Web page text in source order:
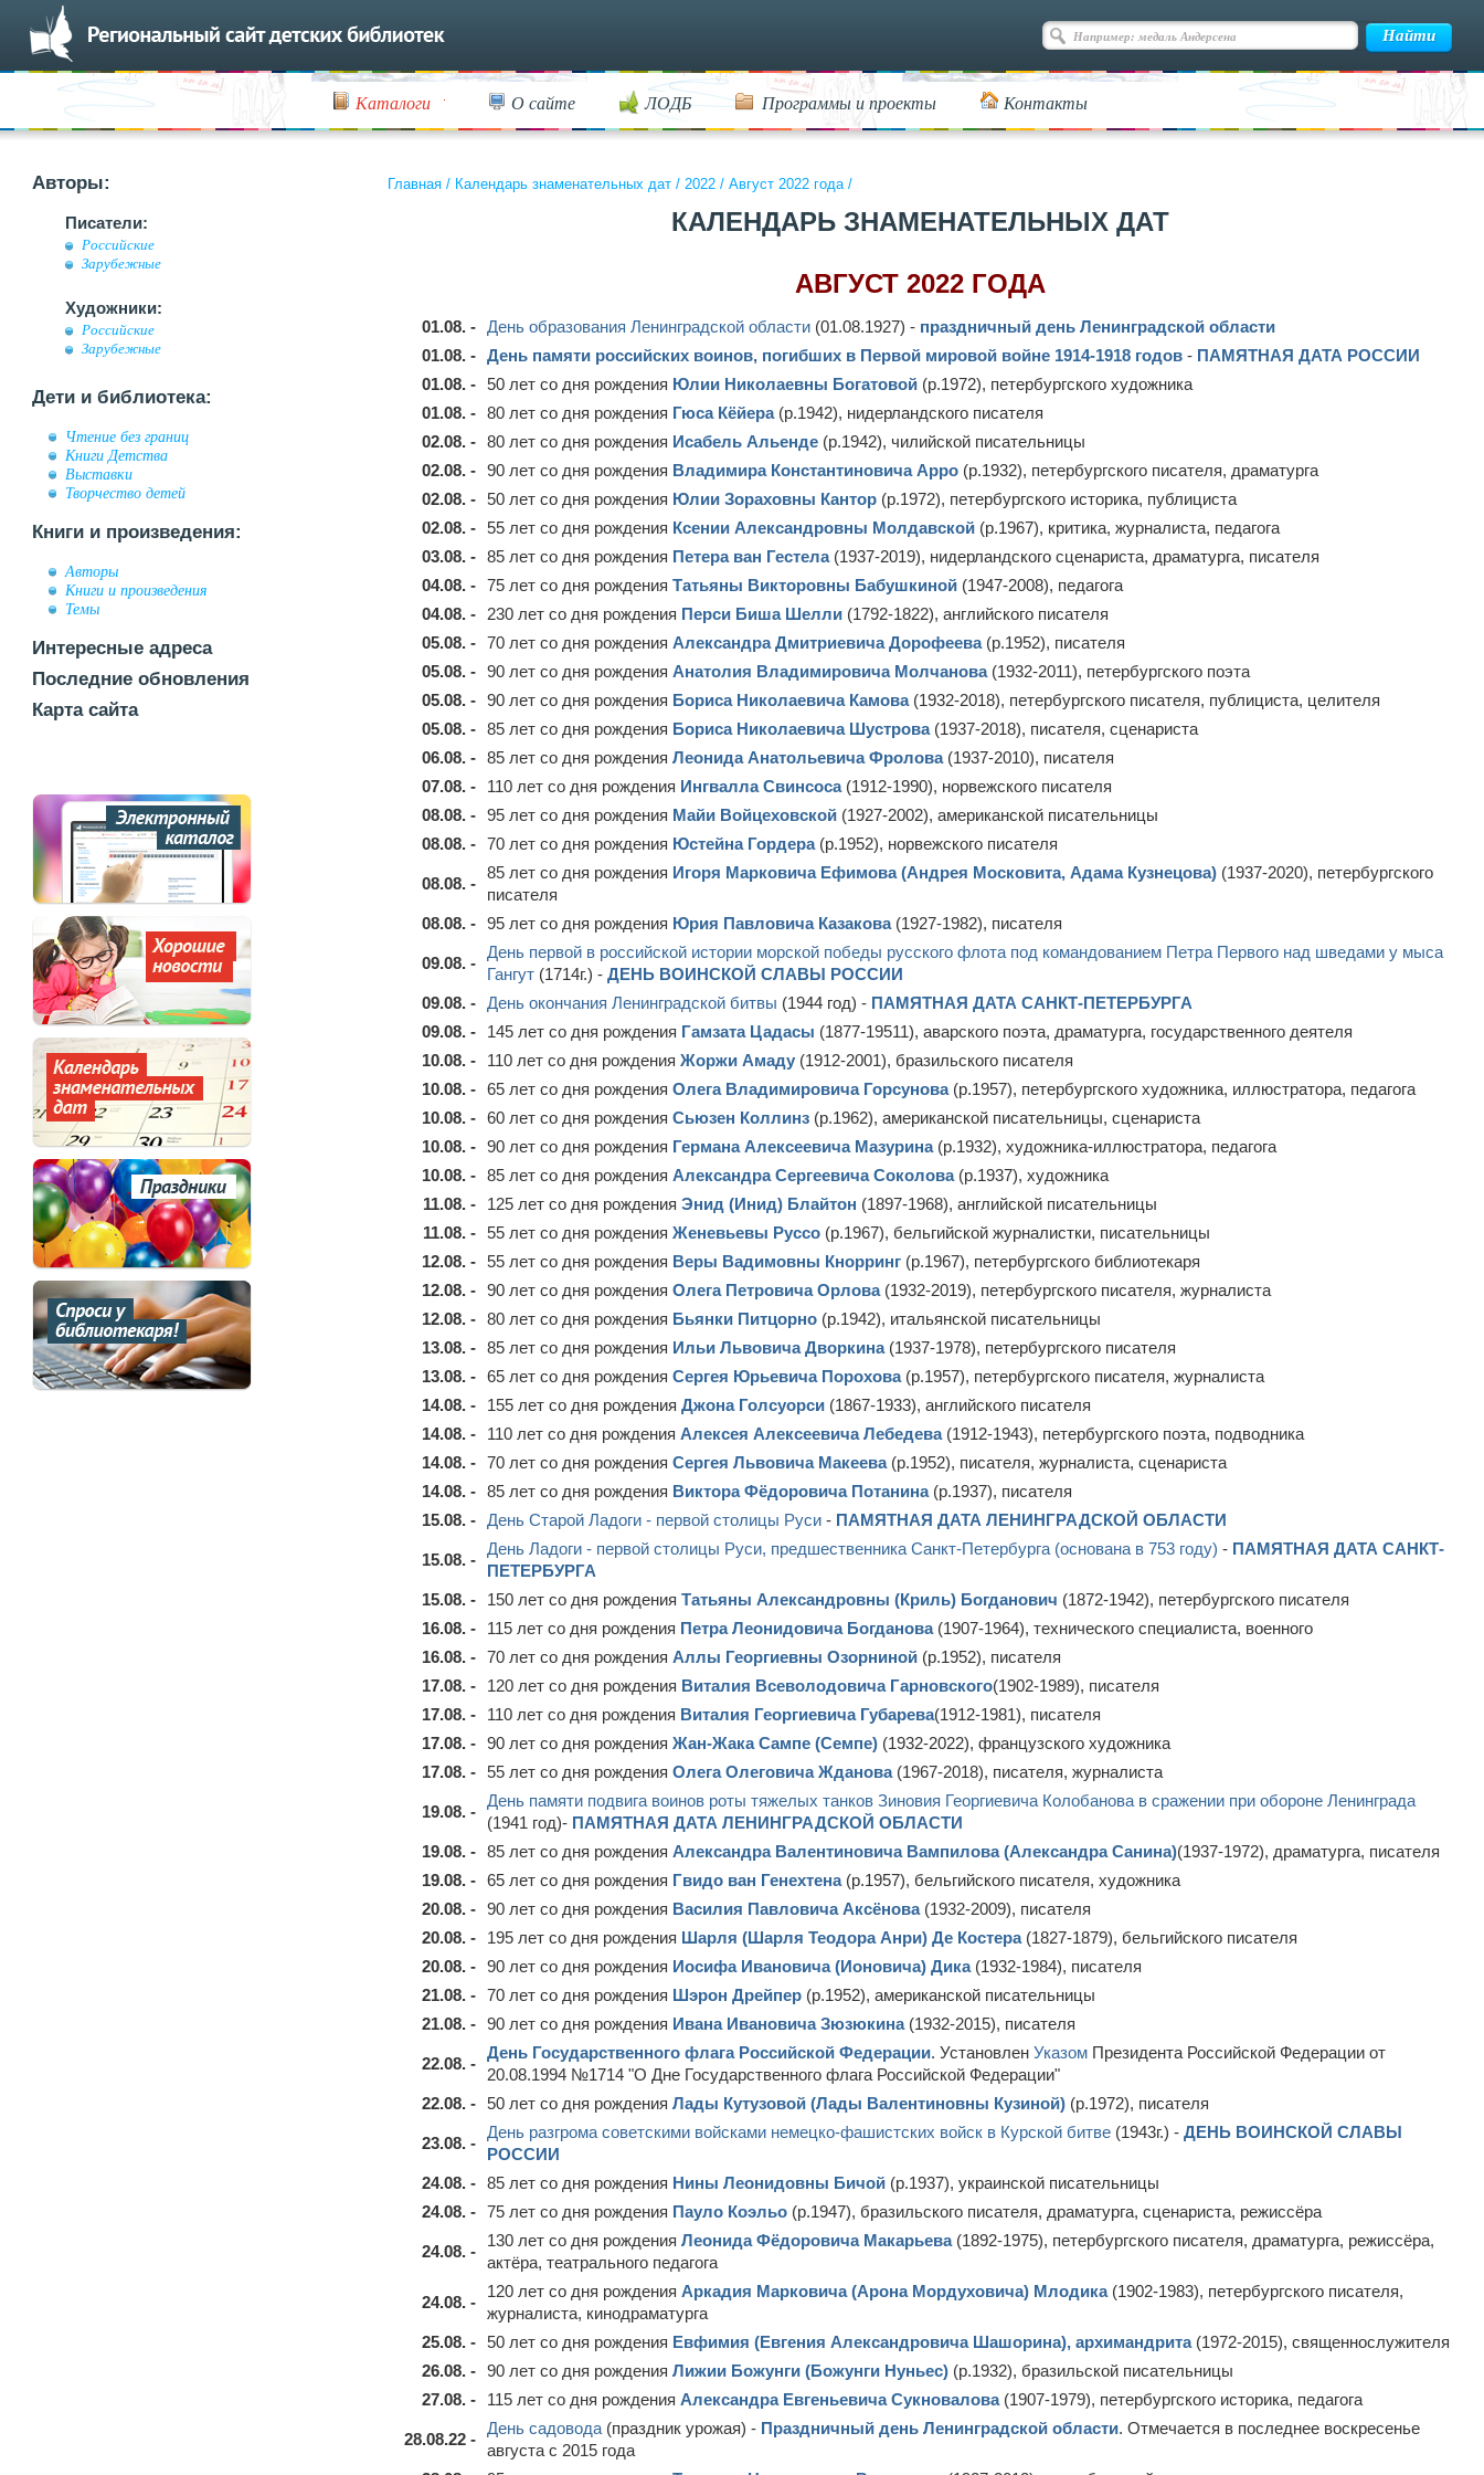
Каталоги О сайте ЛОДБ Программы и проекты Контакты
Авторы:
Писатели:
Российские
Зарубежные
Художники:
Российские
Зарубежные
Дети и библиотека:
Чтение без границ
Книги Детства
Выставки
Творчество детей
Книги и произведения:
Авторы
Книги и произведения
Темы
Интересные адреса
Последние обновления
Карта сайта
Главная / Календарь знаменательных дат / 2022 / Август 2022 года/
КАЛЕНДАРЬ ЗНАМЕНАТЕЛЬНЫХ ДАТ
АВГУСТ 2022 ГОДА
01.08. - День образования Ленинградской области (01.08.1927) - праздничный день Ленинградской области
01.08. - День памяти российских воинов, погибших в Первой мировой войне 1914-1918 годов - ПАМЯТНАЯ ДАТА РОССИИ
01.08. - 50 лет со дня рождения Юлии Николаевны Богатовой (р.1972), петербургского художника
01.08. - 80 лет со дня рождения Гюса Кёйера(р.1942), нидерландского писателя
02.08. - 80 лет со дня рождения Исабель Альенде (р.1942), чилийской писательницы
02.08. - 90 лет со дня рождения Владимира Константиновича Арро (р.1932), петербургского писателя, драматурга
02.08. - 50 лет со дня рождения Юлии Зораховны Кантор (р.1972), петербургского историка, публициста
02.08. - 55 лет со дня рождения Ксении Александровны Молдавской (р.1967), критика, журналиста, педагога
03.08. - 85 лет со дня рождения Петера ван Гестела(1937-2019), нидерландского сценариста, драматурга, писателя
04.08. - 75 лет со дня рождения Татьяны Викторовны Бабушкиной (1947-2008), педагога
04.08. -
230 лет со дня рождения Перси Биша Шелли (1792-1822), английского писателя
05.08. - 70 лет со дня рождения Александра Дмитриевича Дорофеева(р.1952), писателя
05.08. - 90 лет со дня рождения Анатолия Владимировича Молчанова(1932-2011), петербургского поэта
05.08. - 90 лет со дня рождения Бориса Николаевича Камова(1932-2018), петербургского писателя, публициста, целителя
05.08. - 85 лет со дня рождения Бориса Николаевича Шустрова(1937-2018), писателя, сценариста
06.08. - 85 лет со дня рождения Леонида Анатольевича Фролова(1937-2010), писателя
07.08. -
110 лет со дня рождения Ингвалла Свинсоса(1912-1990), норвежского писателя
08.08. - 95 лет со дня рождения Майи Войцеховской (1927-2002), американской писательницы
08.08. - 70 лет со дня рождения Юстейна Гордера(р.1952), норвежского писателя
08.08. -
85 лет со дня рождения Игоря Марковича Ефимова (Андрея Московита, Адама Кузнецова) (1937-2020), петербургского
писателя
08.08. - 95 лет со дня рождения Юрия Павловича Казакова(1927-1982), писателя
09.08. -
День первой в российской истории морской победы русского флота под командованием Петра Первого над шведами у мыса
Гангут (1714г.) - ДЕНЬ ВОИНСКОЙ СЛАВЫ РОССИИ
09.08. - День окончания Ленинградской битвы (1944 год) - ПАМЯТНАЯ ДАТА САНКТ-ПЕТЕРБУРГА
09.08. -
145 лет со дня рождения Гамзата Цадасы (1877-19511), аварского поэта, драматурга, государственного деятеля
10.08. -
110 лет со дня рождения Жоржи Амаду (1912-2001), бразильского писателя
10.08. - 65 лет со дня рождения Олега Владимировича Горсунова(р.1957), петербургского художника, иллюстратора, педагога
10.08. - 60 лет со дня рождения Сьюзен Коллинз (р.1962), американской писательницы, сценариста
10.08. - 90 лет со дня рождения Германа Алексеевича Мазурина (р.1932), художника-иллюстратора, педагога
10.08. - 85 лет со дня рождения Александра Сергеевича Соколова(р.1937), художника
11.08. -
125 лет со дня рождения Энид (Инид) Блайтон (1897-1968), английской писательницы
11.08. - 55 лет со дня рождения Женевьевы Руссо (р.1967), бельгийской журналистки, писательницы
12.08. - 55 лет со дня рождения Веры Вадимовны Кнорринг (р.1967), петербургского библиотекаря
12.08. - 90 лет со дня рождения Олега Петровича Орлова(1932-2019), петербургского писателя, журналиста
12.08. - 80 лет со дня рождения Бьянки Питцорно (р.1942), итальянской писательницы
13.08. - 85 лет со дня рождения Ильи Львовича Дворкина(1937-1978), петербургского писателя
13.08. - 65 лет со дня рождения Сергея Юрьевича Порохова(р.1957), петербургского писателя, журналиста
14.08. -
155 лет со дня рождения Джона Голсуорси (1867-1933), английского писателя
14.08. -
110 лет со дня рождения Алексея Алексеевича Лебедева(1912-1943), петербургского поэта, подводника
14.08. - 70 лет со дня рождения Сергея Львовича Макеева(р.1952), писателя, журналиста, сценариста
14.08. - 85 лет со дня рождения Виктора Фёдоровича Потанина(р.1937), писателя
15.08. - День Старой Ладоги - первой столицы Руси - ПАМЯТНАЯ ДАТА ЛЕНИНГРАДСКОЙ ОБЛАСТИ
15.08. -
День Ладоги - первой столицы Руси, предшественника Санкт-Петербурга (основана в 753 году) - ПАМЯТНАЯ ДАТА САНКТ-
ПЕТЕРБУРГА
15.08. -
150 лет со дня рождения Татьяны Александровны (Криль) Богданович (1872-1942), петербургского писателя
16.08. -
115 лет со дня рождения Петра Леонидовича Богданова(1907-1964), технического специалиста, военного
16.08. - 70 лет со дня рождения Аллы Георгиевны Озорниной (р.1952), писателя
17.08. -
120 лет со дня рождения Виталия Всеволодовича Гарновского(1902-1989), писателя
17.08. -
110 лет со дня рождения Виталия Георгиевича Губарева(1912-1981), писателя
17.08. - 90 лет со дня рождения Жан-Жака Сампе (Семпе) (1932-2022), французского художника
17.08. - 55 лет со дня рождения Олега Олеговича Жданова(1967-2018), писателя, журналиста
19.08. -
День памяти подвига воинов роты тяжелых танков Зиновия Георгиевича Колобанова в сражении при обороне Ленинграда
(1941 год)- ПАМЯТНАЯ ДАТА ЛЕНИНГРАДСКОЙ ОБЛАСТИ
19.08. - 85 лет со дня рождения Александра Валентиновича Вампилова (Александра Санина)(1937-1972), драматурга, писателя
19.08. - 65 лет со дня рождения Гвидо ван Генехтена (р.1957), бельгийского писателя, художника
20.08. - 90 лет со дня рождения Василия Павловича Аксёнова(1932-2009), писателя
20.08. -
195 лет со дня рождения Шарля (Шарля Теодора Анри) Де Костера(1827-1879), бельгийского писателя
20.08. - 90 лет со дня рождения Иосифа Ивановича (Ионовича) Дика(1932-1984), писателя
21.08. - 70 лет со дня рождения Шэрон Дрейпер (р.1952), американской писательницы
21.08. - 90 лет со дня рождения Ивана Ивановича Зюзюкина(1932-2015), писателя
22.08. -
День Государственного флага Российской Федерации. Установлен Указом Президента Российской Федерации от
20.08.1994 №1714 "О Дне Государственного флага Российской Федерации"
22.08. - 50 лет со дня рождения Лады Кутузовой (Лады Валентиновны Кузиной) (р.1972), писателя
23.08. -
День разгрома советскими войсками немецко-фашистских войск в Курской битве (1943г.) - ДЕНЬ ВОИНСКОЙ СЛАВЫ
РОССИИ
24.08. - 85 лет со дня рождения Нины Леонидовны Бичой (р.1937), украинской писательницы
24.08. - 75 лет со дня рождения Пауло Коэльо (р.1947), бразильского писателя, драматурга, сценариста, режиссёра
24.08. -
130 лет со дня рождения Леонида Фёдоровича Макарьева (1892-1975), петербургского писателя, драматурга, режиссёра,
актёра, театрального педагога
24.08. -
120 лет со дня рождения Аркадия Марковича (Арона Мордуховича) Млодика(1902-1983), петербургского писателя,
журналиста, кинодраматурга
25.08. - 50 лет со дня рождения Евфимия (Евгения Александровича Шашорина), архимандрита(1972-2015), священнослужителя
26.08. - 90 лет со дня рождения Лижии Божунги (Божунги Нуньес) (р.1932), бразильской писательницы
27.08. -
115 лет со дня рождения Александра Евгеньевича Сукновалова(1907-1979), петербургского историка, педагога
28.08.22 -
День садовода (праздник урожая) - Праздничный день Ленинградской области. Отмечается в последнее воскресенье
августа с 2015 года